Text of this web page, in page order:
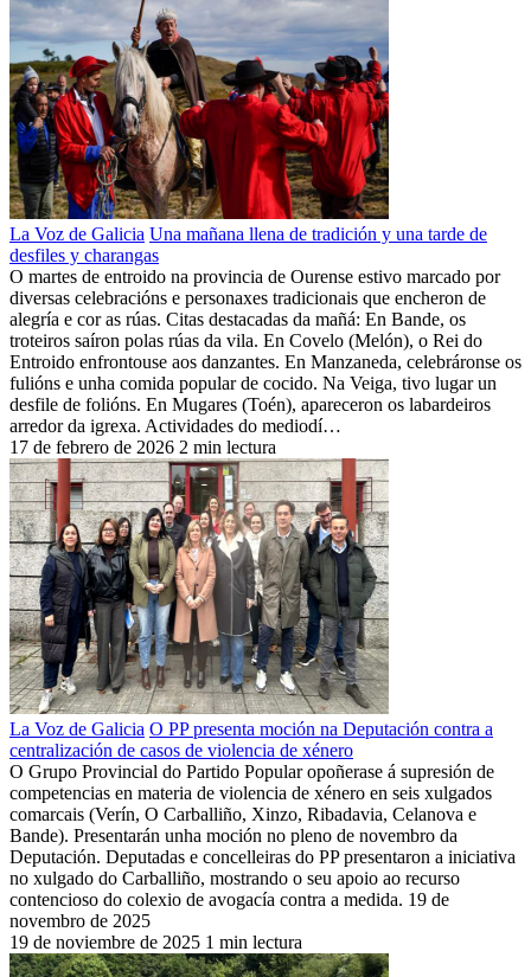
La Voz de Galicia Una mañana llena de tradición y una tarde de
desfiles y charangas
O martes de entroido na provincia de Ourense estivo marcado por
diversas celebracións e personaxes tradicionais que encheron de
alegría e cor as rúas. Citas destacadas da mañá: En Bande, os
troteiros saíron polas rúas da vila. En Covelo (Melón), o Rei do
Entroido enfrontouse aos danzantes. En Manzaneda, celebráronse os
fulións e unha comida popular de cocido. Na Veiga, tivo lugar un
desfile de folións. En Mugares (Toén), apareceron os labardeiros
arredor da igrexa. Actividades do mediodí…
17 de febrero de 2026 2 min lectura
La Voz de Galicia O PP presenta moción na Deputación contra a
centralización de casos de violencia de xénero
O Grupo Provincial do Partido Popular opoñerase á supresión de
competencias en materia de violencia de xénero en seis xulgados
comarcais (Verín, O Carballiño, Xinzo, Ribadavia, Celanova e
Bande). Presentarán unha moción no pleno de novembro da
Deputación. Deputadas e concelleiras do PP presentaron a iniciativa
no xulgado do Carballiño, mostrando o seu apoio ao recurso
contencioso do colexio de avogacía contra a medida. 19 de
novembro de 2025
19 de noviembre de 2025 1 min lectura